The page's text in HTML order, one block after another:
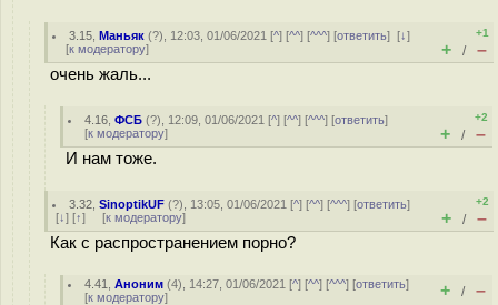
3.15 ,Маньяк (?), 12:03, 01/06/2021 [^] [^^] [^^^] [ответить][↓]
[к модератору]
+1
+ / –
очень жаль...
4.16 ,ФСБ (?), 12:09, 01/06/2021 [^] [^^] [^^^] [ответить]
[к модератору]
+2
+ / –
И нам тоже.
3.32 ,SinoptikUF (?), 13:05, 01/06/2021 [^] [^^] [^^^] [ответить]
[↓] [↑] [к модератору]
+2
+ / –
Как с распространением порно?
4.41 ,Аноним (4), 14:27, 01/06/2021 [^] [^^] [^^^] [ответить]
[к модератору] + / –